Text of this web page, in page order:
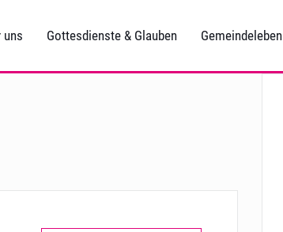
uns Gottesdienste & Glauben Gemeindeleben